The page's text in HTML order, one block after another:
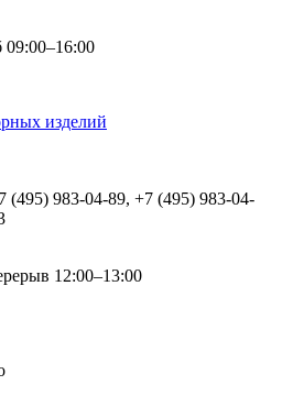
09:00–16:00
изделий
(495) 983-04-89, +7 (495) 983-04-
12:00–13:00